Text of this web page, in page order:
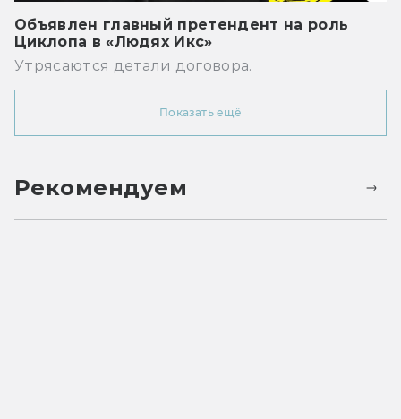
Объявлен главный претендент на роль
Циклопа в «Людях Икс»
Утрясаются детали договора.
Показать ещё
Рекомендуем